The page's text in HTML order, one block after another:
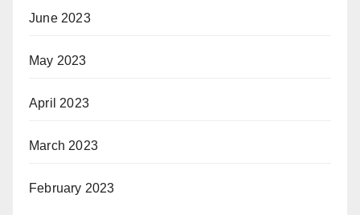
June 2023
May 2023
April 2023
March 2023
February 2023